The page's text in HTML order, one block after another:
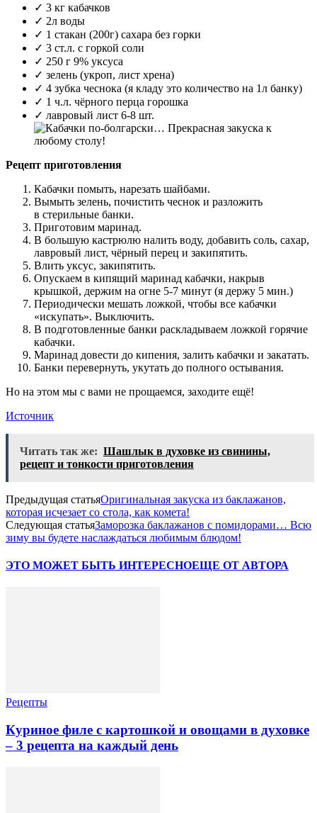
✓ 3 кг кабачков
✓ 2л воды
✓ 1 стакан (200г) сахара без горки
✓ 3 ст.л. с горкой соли
✓ 250 г 9% уксуса
✓ зелень (укроп, лист хрена)
✓ 4 зубка чеснока (я кладу это количество на 1л банку)
✓ 1 ч.л. чёрного перца горошка
✓ лавровый лист 6-8 шт.
Рецепт приготовления
Кабачки помыть, нарезать шайбами.
Вымыть зелень, почистить чеснок и разложить
в стерильные банки.
Приготовим маринад.
В большую кастрюлю налить воду, добавить соль, сахар,
лавровый лист, чёрный перец и закипятить.
Влить уксус, закипятить.
Опускаем в кипящий маринад кабачки, накрыв
крышкой, держим на огне 5-7 минут (я держу 5 мин.)
Периодически мешать ложкой, чтобы все кабачки
«искупать». Выключить.
В подготовленные банки раскладываем ложкой горячие
кабачки.
Маринад довести до кипения, залить кабачки и закатать.
Банки перевернуть, укутать до полного остывания.
Но на этом мы с вами не прощаемся, заходите ещё!
Источник
Читать так же: Шашлык в духовке из свинины,
рецепт и тонкости приготовления
Предыдущая статьяОригинальная закуска из баклажанов,
которая исчезает со стола, как комета!
Следующая статьяЗаморозка баклажанов с помидорами… Всю
зиму вы будете наслаждаться любимым блюдом!
ЭТО МОЖЕТ БЫТЬ ИНТЕРЕСНОЕЩЕ ОТ АВТОРА
Рецепты
Куриное филе с картошкой и овощами в духовке
– 3 рецепта на каждый день